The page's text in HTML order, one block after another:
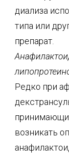
диализа
типа или
препарат.
Редко при
возникать